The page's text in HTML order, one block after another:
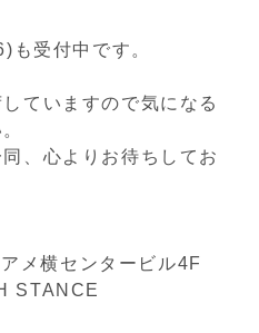
受付中です。
ていますので気になる
、心よりお待ちしてお
メ横センタービル4F
STANCE